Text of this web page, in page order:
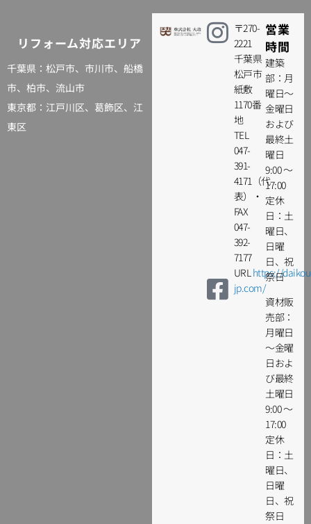
〒270-
2221
千葉県
松戸市
紙敷
1170番
地
TEL
047-
391-
4171（代
表）・
FAX
047-
392-
7177
URLhttps://
jp.com/
営業
時間
建築
部：月
曜日～
金曜日
および
最終土
曜日
9:00 ～
17:00
定休
日：土
曜日、
日曜
日、祝
祭日
資材販
売部：
月曜日
～金曜
日およ
び最終
土曜日
9:00 ～
17:00
定休
日：土
曜日、
日曜
日、祝
祭日
リフォーム対応エリア
千葉県：松戸市、 市川市、 船橋
市、 柏市、流山市
東京都： 江戸川区、葛飾区、江
東区